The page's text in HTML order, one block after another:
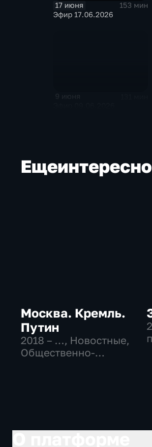
17 июня
153 мин
Эфир 17.06.2026
9 июня
Еще
Москва. Кремль.
Путин
2018 – …, Новостные,
Общественно-